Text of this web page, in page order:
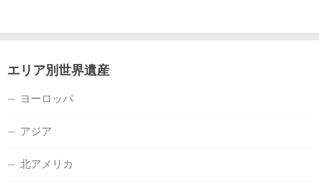
エリア別世界遺産
ヨーロッパ
アジア
北アメリカ